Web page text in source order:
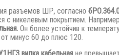
разъемов ШР, согласно
с никелевым покрытием.
Он более устойчив к
минус 60 до плюс 120.